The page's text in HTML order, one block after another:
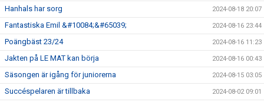
Hanhals har sorg 2024-08-18 20:07
Fantastiska Emil &#10084;&#65039; 2024-08-16 23:44
Poängbäst 23/24 2024-08-16 11:23
Jakten på LE MAT kan börja 2024-08-16 00:43
Säsongen är igång för juniorerna 2024-08-15 03:05
Succéspelaren är tillbaka 2024-08-02 09:01